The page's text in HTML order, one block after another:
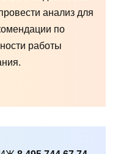
анализ для
по
работы